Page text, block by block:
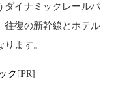
ダイナミックレールパ
往復の新幹線とホテル
ます。
ク [PR]